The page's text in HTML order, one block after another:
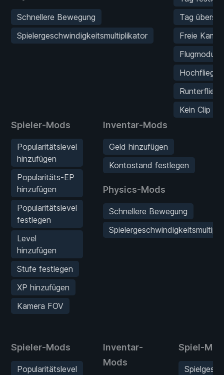
Schnellere Bewegung
Spielergeschwindigkeitsmultiplikator
Tag
Freie
Flugmodus
Hochfliegen
Kein Clip
Spieler-Mods
Popularitätslevel
hinzufügen
Popularitäts-EP
hinzufügen
Popularitätslevel
festlegen
Level
hinzufügen
Stufe festlegen
XP hinzufügen
Kamera FOV
Inventar-Mods
Geld hinzufügen
Kontostand festlegen
Physics-Mods
Schnellere Bewegung
Spieler-Mods
Popularitätslevel
Inventar-
Mods
Spiel-